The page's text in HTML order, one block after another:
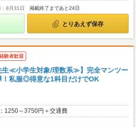
8月31日 掲載終了まであと24日
とりあえず保存
験者歓迎
生≪小学生対象/理数系≫】完全マンツー
！私服◎得意な1科目だけでOK
1250～3750円＋交通費